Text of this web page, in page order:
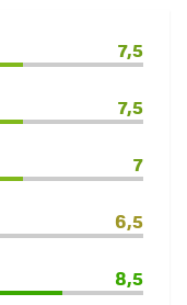
7,5
7,5
7
6,5
8,5